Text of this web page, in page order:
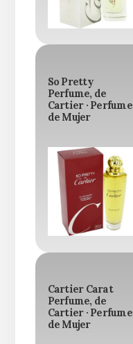
So Pretty
Perfume, de
Cartier · Perfume
de Mujer
Cartier Carat
Perfume, de
Cartier · Perfume
de Mujer